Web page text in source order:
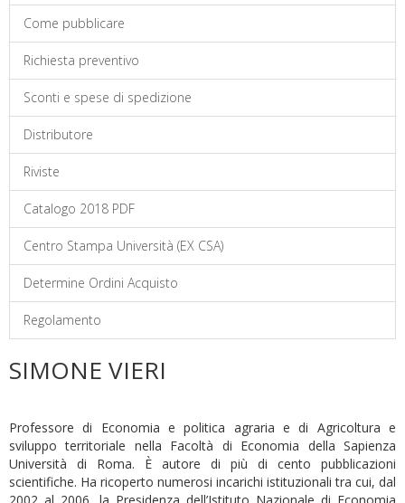
Come pubblicare
Richiesta preventivo
Sconti e spese di spedizione
Distributore
Riviste
Catalogo 2018 PDF
Centro Stampa Università (EX CSA)
Determine Ordini Acquisto
Regolamento
SIMONE VIERI
Professore di Economia e politica agraria e di Agricoltura e
sviluppo territoriale nella Facoltà di Economia della Sapienza
Università di Roma. È autore di più di cento pubblicazioni
scientifiche. Ha ricoperto numerosi incarichi istituzionali tra cui, dal